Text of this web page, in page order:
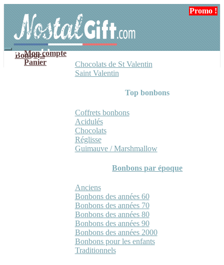
navigation
contenu
Mon compte
Panier
Bonbons
Chocolats de St Valentin
Saint Valentin
Top bonbons
Coffrets bonbons
Acidulés
Chocolats
Réglisse
Guimauve / Marshmallow
Bonbons par époque
Anciens
Bonbons des années 60
Bonbons des années 70
Bonbons des années 80
Bonbons des années 90
Bonbons des années 2000
Bonbons pour les enfants
Traditionnels
Promo !